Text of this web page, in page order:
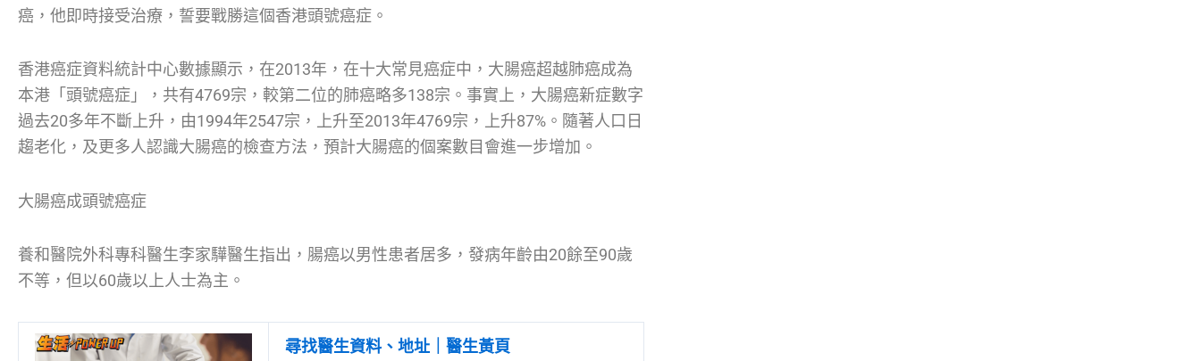
癌，他即時接受治療，誓要戰勝這個香港頭號癌症。
香港癌症資料統計中心數據顯示，在2013年，在十大常見癌症中，大腸癌超越肺癌成為
本港「頭號癌症」，共有4769宗，較第二位的肺癌略多138宗。事實上，大腸癌新症數字
過去20多年不斷上升，由1994年2547宗，上升至2013年4769宗，上升87%。隨著人口日
趨老化，及更多人認識大腸癌的檢查方法，預計大腸癌的個案數目會進一步增加。
大腸癌成頭號癌症
養和醫院外科專科醫生李家驊醫生指出，腸癌以男性患者居多，發病年齡由20餘至90歲
不等，但以60歲以上人士為主。
尋找醫生資料、地址｜醫生黃頁